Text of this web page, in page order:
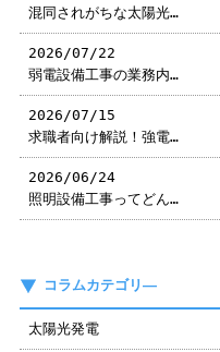
混同されがちな太陽光…
2026/07/22
弱電設備工事の業務内…
2026/07/15
求職者向け解説！強電…
2026/06/24
照明設備工事ってどん…
コラムカテゴリ―
太陽光発電